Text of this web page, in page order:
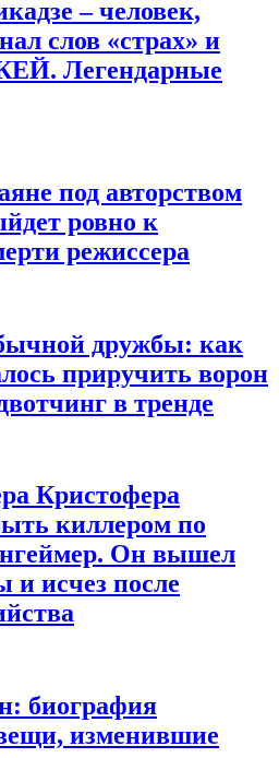
– человек,
слов «страх» и
Легендарные
под авторством
ровно к
режиссера
дружбы: как
приручить ворон
в тренде
Кристофера
киллером по
Он вышел
и исчез после
биография
изменившие